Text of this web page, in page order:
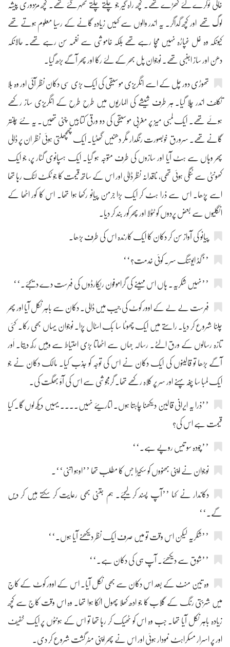
خالی ٹوکرے لئے کھڑے تھے۔ کچھ راہ گیر جو چلتے چلتے ٹھہر گئے تھے۔ کچھ مزدوری پیشہ
لوگ تھے اور کچھ گداگر۔ یہ اندر والوں سے کہیں زیادہ گانے کے رسیا معلوم ہوتے تھے
کیونکہ وہ غل غپاڑہ نہیں مچا رہے تھے بلکہ خاموشی سے نغمہ سن رہے تھے۔ حالانکہ
دھن اور ساز اجنبی تھے۔ نوجوان پل بھر کے لئے رکا اور پھر آگے بڑھ گیا۔
تھوڑی دور چل کے اسے انگریزی موسیقی کی ایک بڑی سی دکان نظر آئی اور وہ بلا
تکلف اندر چلا گیا۔ ہر طرف شیشے کی الماریوں میں طرح طرح کے انگریزی ساز رکھے
ہوئے تھے۔ ایک لمبی میز پر مغربی موسیقی کی دو ورقی کتابیں چنی تھیں۔ یہ نئے چلنتر
گانے تھے۔ سرورق خوبصورت رنگدار مگر دھنیں گھٹیا۔ ایک چھچھلتی ہوئی نظر ان پر ڈالی
پھر وہاں سے ہٹ آیا اور سازوں کی طرف متوجہ ہو گیا۔ ایک ہسپانوی گٹار پر، جو ایک
کھونٹی سے ٹنگی ہوئی تھی، ناقدانہ نظر ڈالی اور اس کے ساتھ قیمت کا جو ٹکٹ لٹک رہا تھا
اسے پڑھا۔ اس سے ذرا ہٹ کر ایک بڑا جرمن پیانو رکھا ہوا تھا۔ اس کا کور اٹھا کے
انگلیوں سے بعض پردوں کو ٹٹولا اور پھر کور بند کر دیا۔
پیانو کی آواز سن کر دکان کا ایک کارندہ اس کی طرف بڑھا۔
’’گڈ ایوننگ سر۔ کوئی خدمت؟‘‘
’’نہیں شکریہ۔ ہاں اس مہینے کی گراموفون ریکارڈوں کی فہرست دے دیجئے۔‘‘
فہرست لے لے کے اوور کوٹ کی جیب میں ڈالی۔ دکان سے باہر نکل آیا اور پھر
چلنا شروع کر دیا۔ راستے میں ایک چھوٹا سا بک اسٹال پڑا۔ نوجوان یہاں بھی رکا۔ کئی
تازہ رسالوں کے ورق الٹے۔ رسالہ جہاں سے اٹھاتا بڑی احتیاط سے وہیں رکھ دیتا۔ اَور
آگے بڑھا تو قالینوں کی ایک دکان نے اس کی توجہ کو جذب کیا۔ مالک دکان نے جو
ایک لمبا سا چغہ پہنے اور سر پر کلاہ رکھے تھا۔ گرمجوشی سے اس کی آؤ بھگت کی۔
’’ذرا یہ ایرانی قالین دیکھنا چاہتا ہوں۔ اتاریئے نہیں۔۔۔۔ یہیں دیکھ لوں گا۔ کیا
قیمت ہے اس کی؟
’’چودہ سو تیس روپے ہے۔‘‘
نوجوان نے اپنی بھنووں کو سکیڑا جس کا مطلب تھا ’’اوہو اتنی‘‘۔
دکاندار نے کہا ’’آپ پسند کر لیجئے۔ ہم جتنی بھی رعایت کر سکتے ہیں کر دیں
گے۔‘‘
’’شکریہ لیکن اس وقت تو میں صرف ایک نظر دیکھنے آیا ہوں۔‘‘
’’شوق سے دیکھئے۔ آپ ہی کی دکان ہے۔‘‘
وہ تین منٹ کے بعد اس دکان سے بھی نکل آیا۔ اس کے اوور کوٹ کے کاج
میں شربتی رنگ کے گلاب کا جو ادھ کھلا پھول اٹکا ہوا تھا۔ وہ اس وقت کاج سے کچھ
زیادہ باہر نکل آیا تھا۔ جب وہ اس کو ٹھیک کر رہا تھا تو اس کے ہونٹوں پر ایک خفیف
اور پر اسرار مسکراہٹ نمودار ہوئی اور اس نے پھر اپنی مٹر گشت شروع کر دی۔